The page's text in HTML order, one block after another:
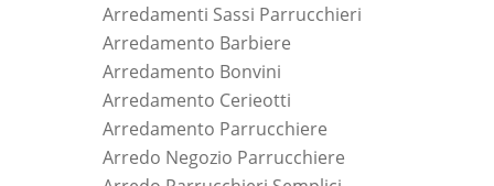
Arredamenti Sassi Parrucchieri
Arredamento Barbiere
Arredamento Bonvini
Arredamento Cerieotti
Arredamento Parrucchiere
Arredo Negozio Parrucchiere